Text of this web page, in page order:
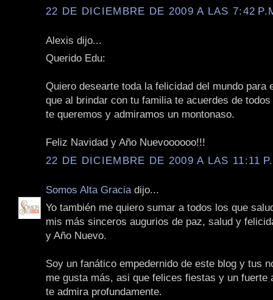
22 DE DICIEMBRE DE 2009 A LAS 7:42
Alexis dijo...
Querido Edu:
Quiero desearte toda la felicidad del mundo para
que al brindar con tu familia te acuerdes de
te queremos y admiramos un montonaso.
Feliz Navidad y Año Nuevoooooo!!!
22 DE DICIEMBRE DE 2009 A LAS 11:11
Somos Alta Gracia dijo...
Yo también me quiero sumar a todos los que
mis más sinceros augurios de paz, salud y
y Año Nuevo.
Soy un fanático empedernido de este blog y tus
me gusta más, asi que felices fiestas y un fuerte
te admira profundamente.